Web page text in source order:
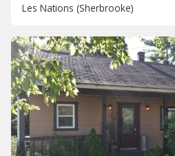
Les Nations (Sherbrooke)